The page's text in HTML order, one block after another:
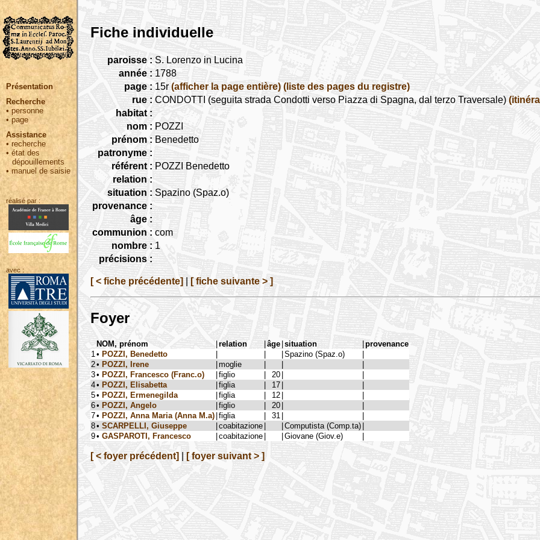
Présentation
Recherche
• personne
•page
Assistance
• recherche
•état des
dépouillements
•manuel de saisie
réalisé par :
avec :
Fiche individuelle
paroisse : S. Lorenzo in Lucina
année : 1788
page : 15r (afficher la page entière) (liste des pages du registre)
rue : CONDOTTI (seguita strada Condotti verso Piazza di Spagna, dal terzo Traversale)
habitat :
nom : POZZI
prénom : Benedetto
patronyme :
référent : POZZI Benedetto
relation :
situation : Spazino (Spaz.o)
provenance :
âge :
communion : com
nombre : 1
précisions :
[ < fiche précédente] [ fiche suivante > ]
Foyer
NOM, prénom |relation |âge |situation |provenance
1 • POZZI, Benedetto | | |Spazino (Spaz.o)
|
2• POZZI, Irene |moglie | |
|
3• POZZI, Francesco (Franc.o) |figlio | 20 |
|
4• POZZI, Elisabetta |figlia | 17 |
|
5• POZZI, Ermenegilda |figlia | 12 |
|
6• POZZI, Angelo |figlio | 20 |
|
7• POZZI, Anna Maria (Anna M.a) |figlia | 31 |
|
8• SCARPELLI, Giuseppe |coabitazione | |Computista (Comp.ta) |
9• GASPAROTI, Francesco |coabitazione | |Giovane (Giov.e) |
[ < foyer précédent] [ foyer suivant > ]